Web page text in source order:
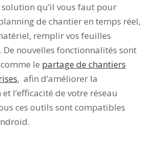
qu’il vous faut pour
de chantier en temps réel,
remplir vos feuilles
De nouvelles fonctionnalités sont
le partage de chantiers
, afin d’améliorer la
l’efficacité de votre réseau
ces outils sont compatibles